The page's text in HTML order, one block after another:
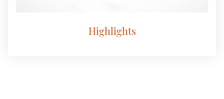
Highlights